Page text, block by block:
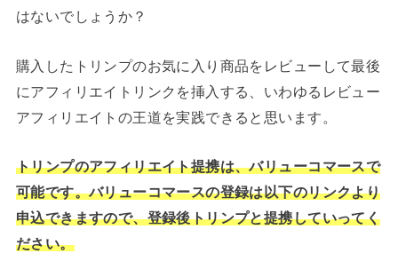
はないでしょうか？
購入したトリンプのお気に入り商品をレビューして最後
にアフィリエイトリンクを挿入する、いわゆるレビュー
アフィリエイトの王道を実践できると思います。
トリンプのアフィリエイト提携は、バリューコマースで
可能です。バリューコマースの登録は以下のリンクより
申込できますので、登録後トリンプと提携していってく
ださい。